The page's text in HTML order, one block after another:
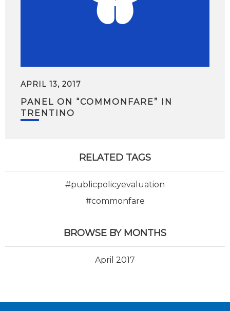
APRIL 13, 2017
PANEL ON “COMMONFARE” IN
TRENTINO
RELATED TAGS
#publicpolicyevaluation
#commonfare
BROWSE BY MONTHS
April 2017